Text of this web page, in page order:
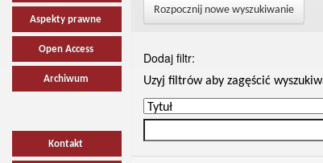
Aspekty prawne
Open Access
Archiwum
Kontakt
Rozpocznij nowe wyszukiwanie
Dodaj filtr:
Uzyj filtrów aby zagęścić